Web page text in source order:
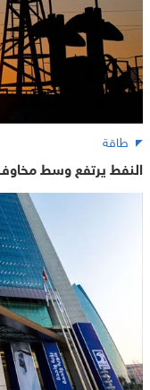
طاقة
النفط يرتفع وسط